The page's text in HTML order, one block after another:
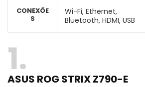
CONEXÕE
S
Wi-Fi, Ethernet,
Bluetooth, HDMI, USB
1
ASUS ROG STRIX Z790-E